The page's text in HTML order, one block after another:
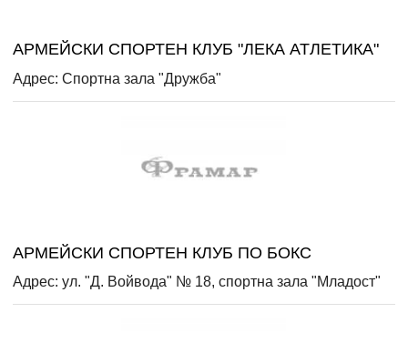
АРМЕЙСКИ СПОРТЕН КЛУБ "ЛЕКА АТЛЕТИКА"
Адрес: Спортна зала "Дружба"
АРМЕЙСКИ СПОРТЕН КЛУБ ПО БОКС
Адрес: ул. "Д. Войвода" № 18, спортна зала "Младост"